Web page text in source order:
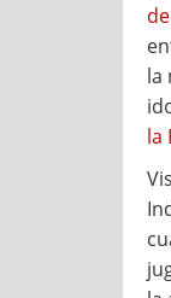
la
la